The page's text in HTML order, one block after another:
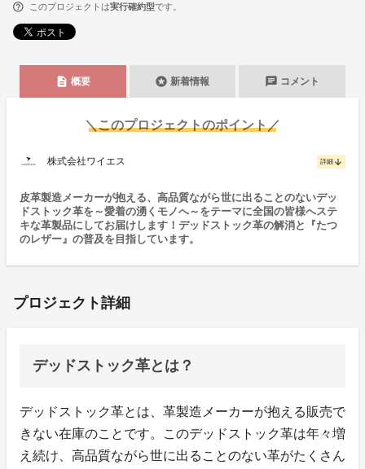
このプロジェクトは実行確約型です。
description 概要 stars 新着情報 chat コメント
＼このプロジェクトのポイント／
株式会社ワイエス 詳細 arrow_downward
皮革製造メーカーが抱える、高品質ながら世に出ることのないデッ
ドストック革を～愛着の湧くモノへ～をテーマに全国の皆様へステ
キな革製品にしてお届けします！デッドストック革の解消と『たつ
のレザー』の普及を目指しています。
プロジェクト詳細
デッドストック革とは？
デッドストック革とは、革製造メーカーが抱える販売で
きない在庫のことです。このデッドストック革は年々増
え続け、高品質ながら世に出ることのない革がたくさん